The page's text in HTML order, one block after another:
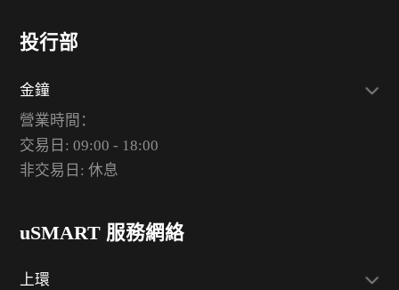
投行部
金鐘
營業時間：
交易日: 09:00 - 18:00
非交易日: 休息
uSMART 服務網絡
上環